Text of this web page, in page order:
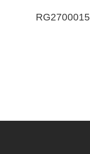
RG2700015